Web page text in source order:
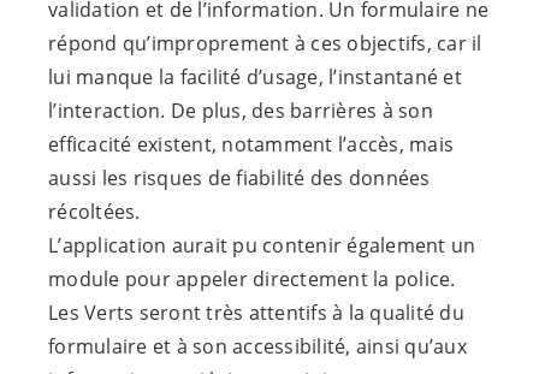
validation et de l’information. Un formulaire ne
répond qu’improprement à ces objectifs, car il
lui manque la facilité d’usage, l’instantané et
l’interaction. De plus, des barrières à son
efficacité existent, notamment l’accès, mais
aussi les risques de fiabilité des données
récoltées.
L’application aurait pu contenir également un
module pour appeler directement la police.
Les Verts seront très attentifs à la qualité du
formulaire et à son accessibilité, ainsi qu’aux